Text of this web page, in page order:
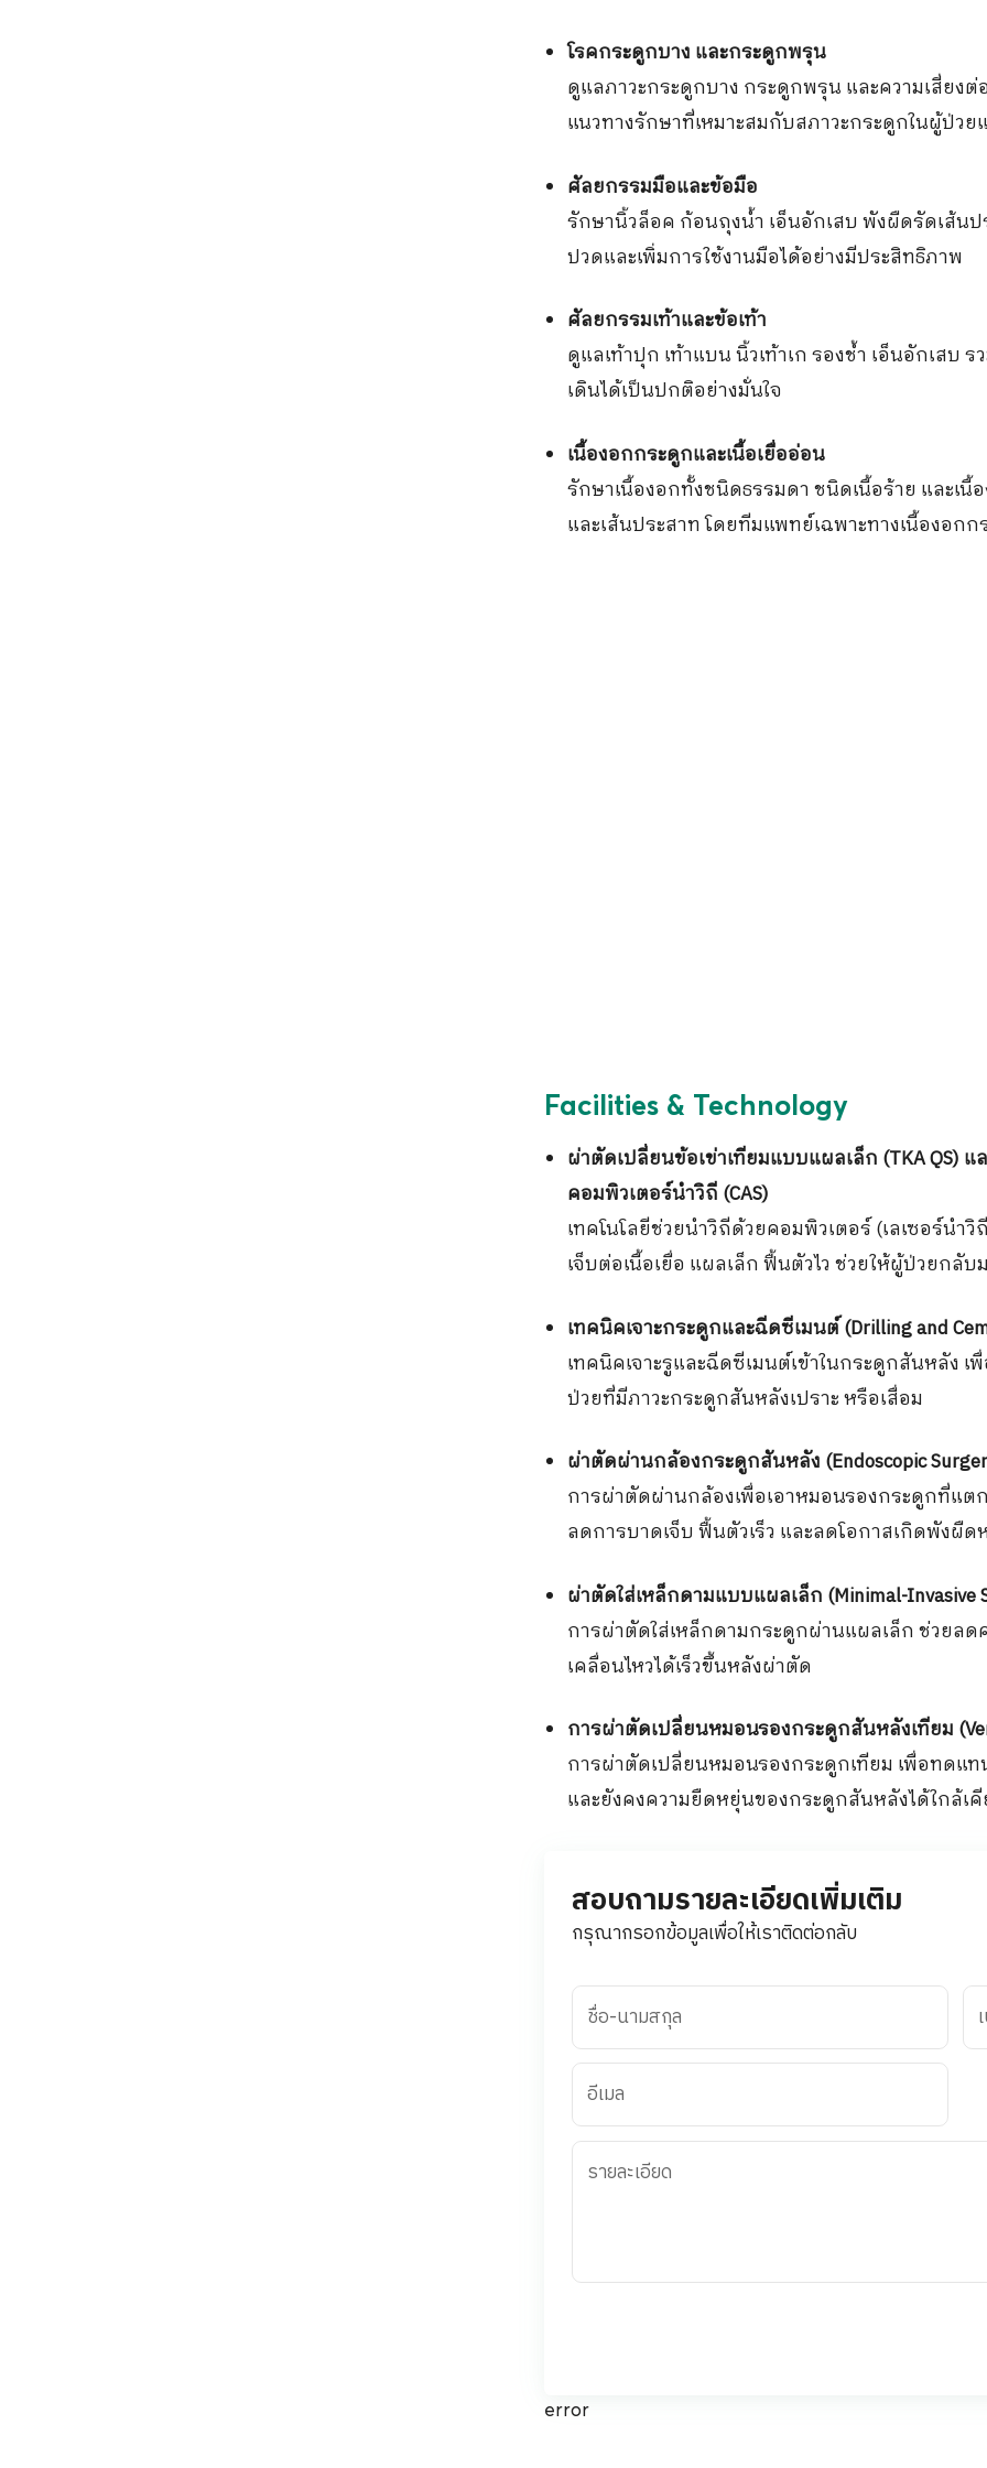
โรคกระดูกบาง และกระดูกพรุน
ดูแลภาวะกระดูกบาง กระดูกพรุน และความเสี่ยง
แนวทางรักษาที่เหมาะสมกับสภาวะกระดูกในผู้ป่วย
ศัลยกรรมมือและข้อมือ
รักษานิ้วล็อค ก้อนถุงน้ำ เอ็นอักเสบ พังผืดรัดเส้น
ปวดและเพิ่มการใช้งานมือได้อย่างมีประสิทธิภาพ
ศัลยกรรมเท้าและข้อเท้า
ดูแลเท้าปุก เท้าแบน นิ้วเท้าเก รองช้ำ เอ็นอักเสบ
เดินได้เป็นปกติอย่างมั่นใจ
เนื้องอกกระดูกและเนื้อเยื่ออ่อน
รักษาเนื้องอกทั้งชนิดธรรมดา ชนิดเนื้อร้าย และเ
และเส้นประสาท โดยทีมแพทย์เฉพาะทางเนื้องอกก
Facilities & Technology
ผ่าตัดเปลี่ยนข้อเข่าเทียมแบบแผลเล็ก (TKA QS)
คอมพิวเตอร์นำวิถี (CAS)
เทคโนโลยีช่วยนำวิถีด้วยคอมพิวเตอร์ (เลเซอร์น
เจ็บต่อเนื้อเยื่อ แผลเล็ก ฟื้นตัวไว ช่วยให้ผู้ป่วยกลับ
เทคนิคเจาะกระดูกและฉีดซีเมนต์ (Drilling and
เทคนิคเจาะรูและฉีดซีเมนต์เข้าในกระดูกสันหลัง
ป่วยที่มีภาวะกระดูกสันหลังเปราะ หรือเสื่อม
ผ่าตัดผ่านกล้องกระดูกสันหลัง (Endoscopic
การผ่าตัดผ่านกล้องเพื่อเอาหมอนรองกระดูกที่แ
ลดการบาดเจ็บ ฟื้นตัวเร็ว และลดโอกาสเกิดพังผืด
ผ่าตัดใส่เหล็กดามแบบแผลเล็ก (Minimal-Invasive
การผ่าตัดใส่เหล็กดามกระดูกผ่านแผลเล็ก ช่วยลด
เคลื่อนไหวได้เร็วขึ้นหลังผ่าตัด
การผ่าตัดเปลี่ยนหมอนรองกระดูกสันหลังเทียม
การผ่าตัดเปลี่ยนหมอนรองกระดูกเทียม เพื่อทดแ
และยังคงความยืดหยุ่นของกระดูกสันหลังได้ใกล้เ
สอบถามรายละเอียดเพิ่มเติม
กรุณากรอกข้อมูลเพื่อให้เราติดต่อกลับ
ชื่อ-นามสกุล
อีเมล
รายละเอียด
error